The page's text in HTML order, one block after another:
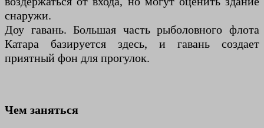
снаружи.
Доу гавань. Большая часть рыболовного флота
Катара базируется здесь, и гавань создает
приятный фон для прогулок.
Чем заняться